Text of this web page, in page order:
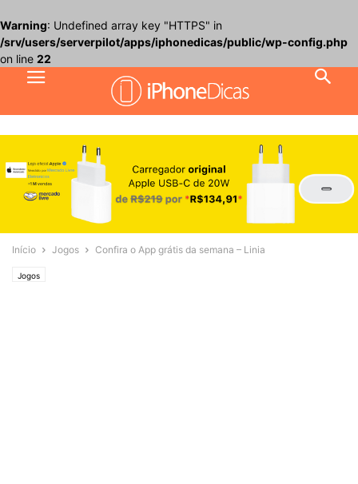
Warning: Undefined array key "HTTPS" in
/srv/users/serverpilot/apps/iphonedicas/public/wp-config.php
on line 22
Início Jogos Confira o App grátis da semana – Linia
Jogos